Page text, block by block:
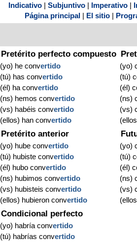
Indicativo | Subjuntivo | Imperativo |
Página principal | El sitio |
Pretérito perfecto compuesto
(yo) he convertido
(tú) has convertido
(él) ha convertido
(ns) hemos convertido
(vs) habéis convertido
(ellos) han convertido
(yo)
(tú)
(él)
(ns)
(vs)
Pretérito anterior
(yo) hube convertido
(tú) hubiste convertido
(él) hubo convertido
(ns) hubimos convertido
(vs) hubisteis convertido
(ellos) hubieron convertido
(yo)
(tú)
(él)
(ns)
(vs)
Condicional perfecto
(yo) habría convertido
(tú) habrías convertido